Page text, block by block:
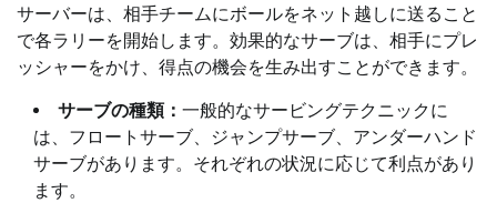
サーバーは、相手チームにボールをネット越しに送ること
で各ラリーを開始します。効果的なサーブは、相手にプレ
ッシャーをかけ、得点の機会を生み出すことができます。
サーブの種類： 一般的なサービングテクニックに
は、フロートサーブ、ジャンプサーブ、アンダーハンド
サーブがあります。それぞれの状況に応じて利点があり
ます。